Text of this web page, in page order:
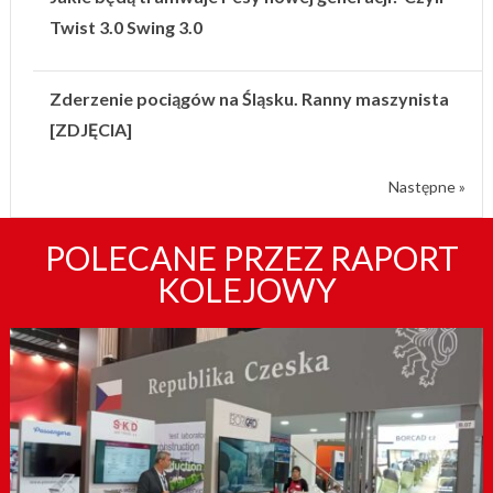
Twist 3.0 Swing 3.0
Zderzenie pociągów na Śląsku. Ranny maszynista
[ZDJĘCIA]
Następne »
POLECANE PRZEZ RAPORT
KOLEJOWY